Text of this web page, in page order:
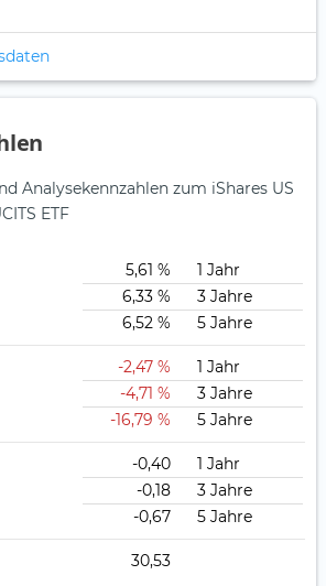
Analysekennzahlen zum iShares US
ETF
5,61 %
1 Jahr
6,33 %
3 Jahre
6,52 %
5 Jahre
-2,47 %
1 Jahr
-4,71 %
3 Jahre
-16,79 %
5 Jahre
-0,40
1 Jahr
-0,18
3 Jahre
-0,67
5 Jahre
30,53